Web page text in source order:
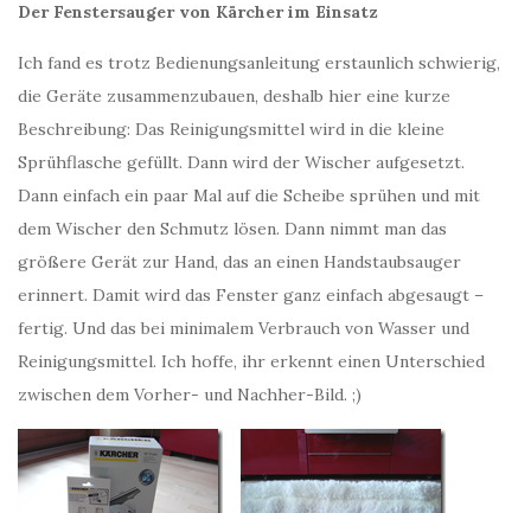
Der Fenstersauger von Kärcher im Einsatz
Ich fand es trotz Bedienungsanleitung erstaunlich schwierig,
die Geräte zusammenzubauen, deshalb hier eine kurze
Beschreibung: Das Reinigungsmittel wird in die kleine
Sprühflasche gefüllt. Dann wird der Wischer aufgesetzt.
Dann einfach ein paar Mal auf die Scheibe sprühen und mit
dem Wischer den Schmutz lösen. Dann nimmt man das
größere Gerät zur Hand, das an einen Handstaubsauger
erinnert. Damit wird das Fenster ganz einfach abgesaugt –
fertig. Und das bei minimalem Verbrauch von Wasser und
Reinigungsmittel. Ich hoffe, ihr erkennt einen Unterschied
zwischen dem Vorher- und Nachher-Bild. ;)